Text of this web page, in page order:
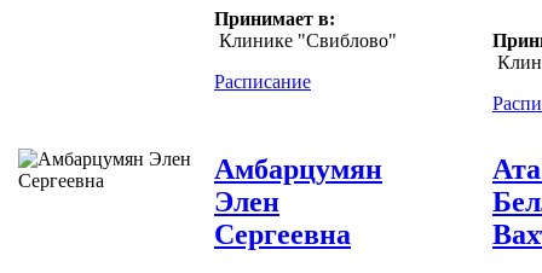
Принимает в:
Клинике "Свиблово"
Расписание
Амбарцумян
Элен
Сергеевна